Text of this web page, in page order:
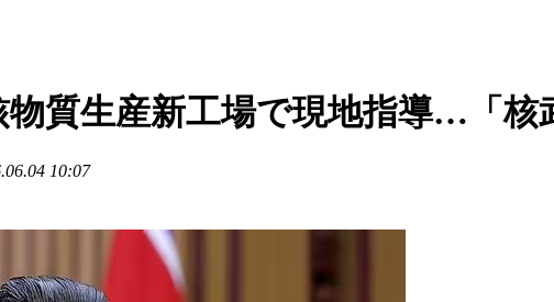
質生産新工場で現地指導…「核
10:07